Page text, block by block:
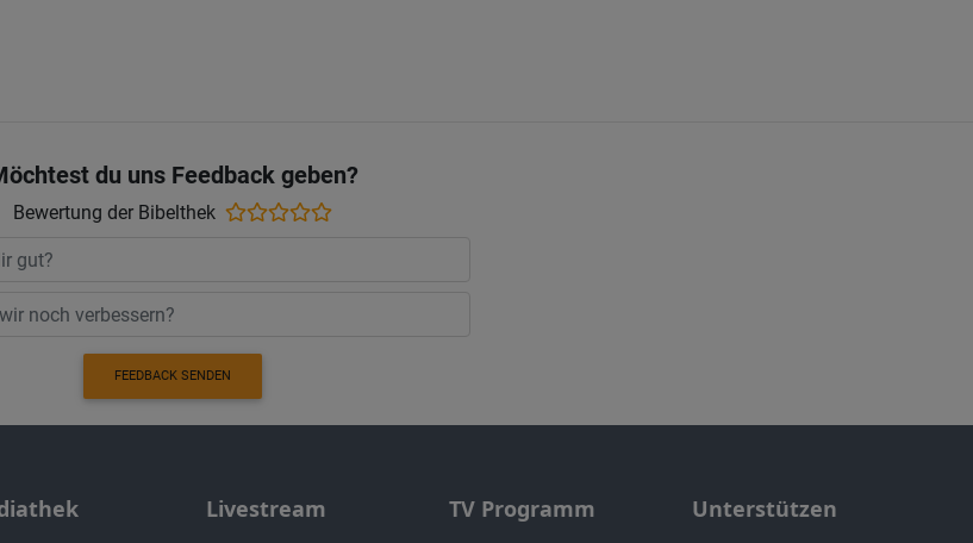
du uns Feedback geben?
Bewertung der Bibelthek
FEEDBACK SENDEN
Livestream TV Programm Unterstützen